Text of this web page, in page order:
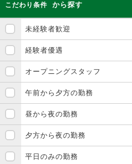
こだわり条件 から探す
未経験者歓迎
経験者優遇
オープニングスタッフ
午前から夕方の勤務
昼から夜の勤務
夕方から夜の勤務
平日のみの勤務